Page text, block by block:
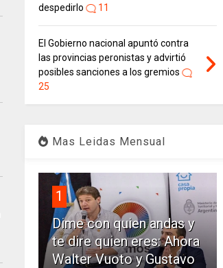
despedirlo
11
El Gobierno nacional apuntó contra
las provincias peronistas y advirtió
posibles sanciones a los gremios
25
Mas Leidas Mensual
1
Dime con quien andas y
te dire quien eres: Ahora
Walter Vuoto y Gustavo